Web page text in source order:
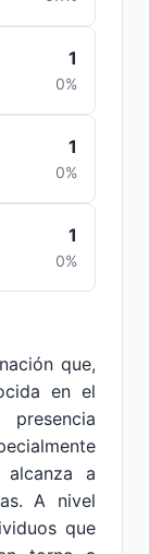
1
0%
1
0%
1
0%
que,
en el
a
A nivel
que